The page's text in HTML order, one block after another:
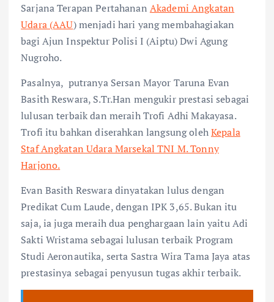
Sarjana Terapan Pertahanan Akademi Angkatan
Udara (AAU) menjadi hari yang membahagiakan
bagi Ajun Inspektur Polisi I (Aiptu) Dwi Agung
Nugroho.
Pasalnya, putranya Sersan Mayor Taruna Evan
Basith Reswara, S.Tr.Han mengukir prestasi sebagai
lulusan terbaik dan meraih Trofi Adhi Makayasa.
Trofi itu bahkan diserahkan langsung olehKepala
Staf Angkatan Udara Marsekal TNI M. Tonny
Harjono.
Evan Basith Reswara dinyatakan lulus dengan
Predikat Cum Laude, dengan IPK 3,65. Bukan itu
saja, ia juga meraih dua penghargaan lain yaitu Adi
Sakti Wristama sebagai lulusan terbaik Program
Studi Aeronautika, serta Sastra Wira Tama Jaya atas
prestasinya sebagai penyusun tugas akhir terbaik.